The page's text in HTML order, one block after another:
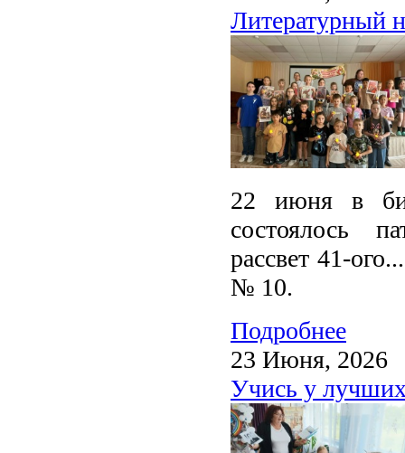
Литературный
22 июня в
состоялось
рассвет 41-
№ 10.
Подробнее
23 Июня, 2026
Учись у